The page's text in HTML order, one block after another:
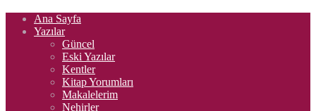
Ana Sayfa
Yazılar
Güncel
Eski Yazılar
Kentler
Kitap Yorumları
Makalelerim
Nehirler